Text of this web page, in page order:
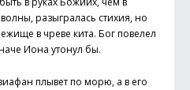
разыгралась стихия, но
в чреве кита. Бог повелел
Иона утонул бы.
плывет по морю, а в его